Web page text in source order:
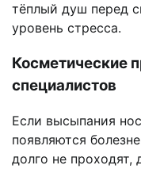
тёплый душ перед
уровень стресса.
Косметические
специалистов
Если высыпания
появляются
долго не